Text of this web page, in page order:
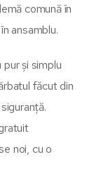
comună în
ansamblu.
și simplu
făcut din
noi, cu o